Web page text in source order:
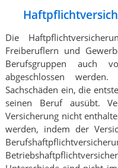
Die
Freiberuflern und
Berufsgruppen auch
abgeschlossen
Sachschäden ein, die
seinen Beruf ausübt.
Versicherung nicht
werden, indem der